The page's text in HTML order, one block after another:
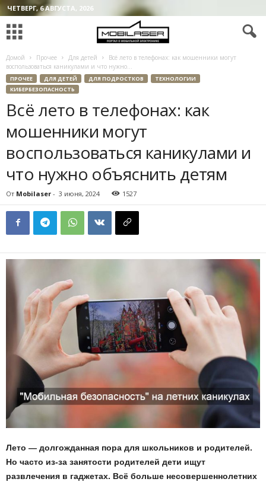
ЧЕТВЕРГ, 6 АВГУСТА, 2026
Домой Прочее Для детей
Всё лето в телефонах: как мошенники могут
воспользоваться каникулами и что нужно...
ПРОЧЕЕ ДЛЯ ДЕТЕЙ ДЛЯ ПОДРОСТКОВ
ТЕХНОЛОГИИ
КИБЕРБЕЗОПАСНОСТЬ
Всё лето в телефонах: как
мошенники могут
воспользоваться каникулами и
что нужно объяснить детям
От Mobilaser - 3 июня, 2024 1527
Лето — долгожданная пора для школьников и родителей.
Но часто из-за занятости родителей дети ищут
развлечения в гаджетах. Всё больше несовершеннолетних